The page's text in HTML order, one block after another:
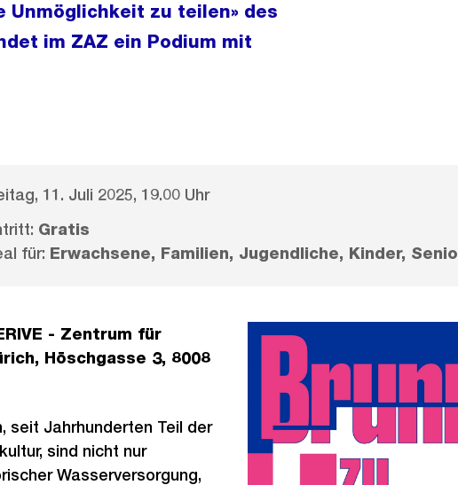
Unmöglichkeit zu teilen» des
im ZAZ ein Podium mit
11. Juli 2025, 19.00 Uhr
Gratis
für: Erwachsene, Familien, Jugendliche, Kinder,
- Zentrum für
Höschgasse 3, 8008
seit Jahrhunderten Teil der
sind nicht nur
Wasserversorgung,